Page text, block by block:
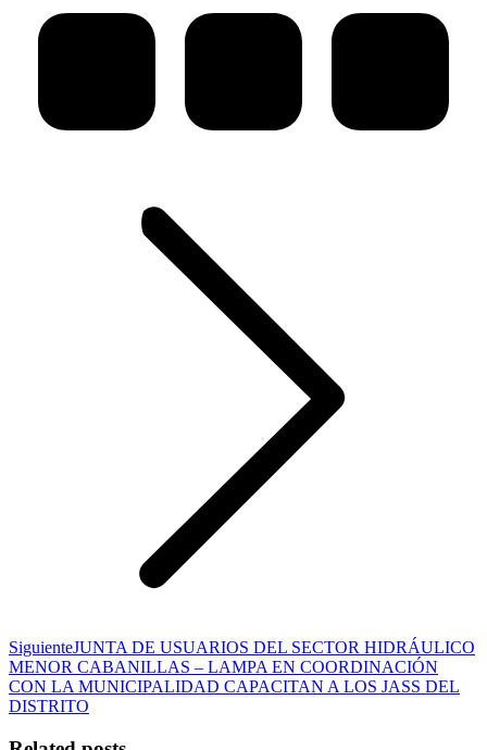
SiguientePublicación
siguiente:
JUNTA DE USUARIOS DEL SECTOR HIDRÁULICO
MENOR CABANILLAS – LAMPA EN COORDINACIÓN
CON LA MUNICIPALIDAD CAPACITAN A LOS JASS DEL
DISTRITO